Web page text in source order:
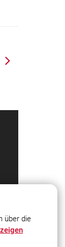
über die